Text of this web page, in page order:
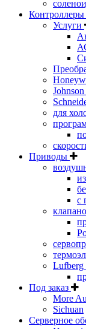
Контроллеры
Услуги
для
Приводы
с
Lufberg
Под заказ
More
Sichuan
Серверное